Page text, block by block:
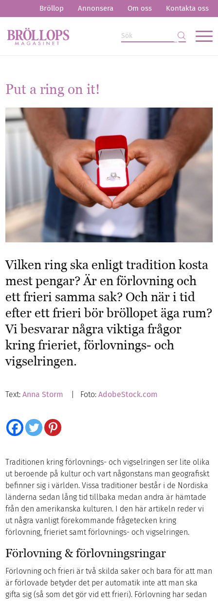
Bröllop Annonsera Om oss Kontakta oss
Put a ring on it!
Vilken ring ska enligt tradition kosta
mest pengar? Är en förlovning och
ett frieri samma sak? Och när i tid
efter ett frieri bör bröllopet äga rum?
Vi besvarar några viktiga frågor
kring frieriet, förlovnings- och
vigselringen.
Text:Anna Storm | Foto:AdobeStock.com
Traditionen kring förlovnings- och vigselringen ser lite olika
ut beroende på kultur och vart någonstans man geografiskt
befinner sig i världen. Vissa traditioner består i de Nordiska
länderna sedan lång tid tillbaka medan andra är hämtade
från den amerikanska kulturen. I den här artikeln reder vi
ut några vanligt förekommande frågetecken kring
förlovning, frieriet samt förlovnings- och vigselringen.
Förlovning & förlovningsringar
Förlovning och frieri är två skilda saker och bara för att man
är förlovade betyder det per automatik inte att man ska
gifta sig (så som det gör vid ett frieri). Förlovning har sedan